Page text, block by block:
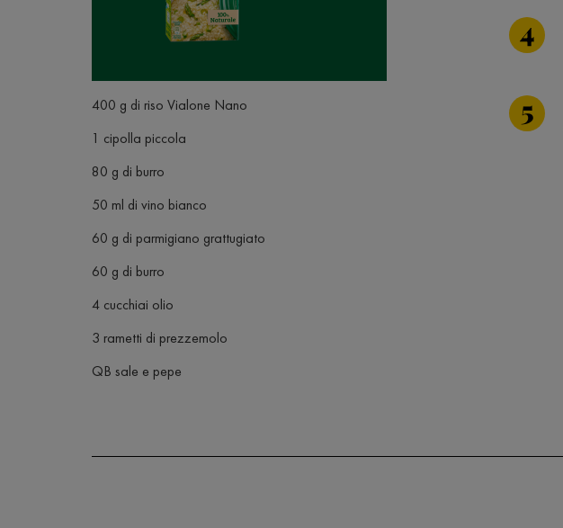
400 g di riso Vialone Nano
1 cipolla piccola
80 g di burro
50 ml di vino bianco
60 g di parmigiano grattugiato
60 g di burro
4 cucchiai olio
3 rametti di prezzemolo
QB sale e pepe